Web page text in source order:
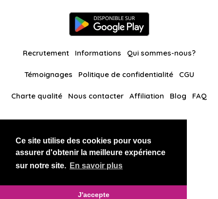
Ce site utilise des cookies pour vous
assurer d'obtenir la meilleure expérience
sur notre site. En savoir plus
J'accepte
Recrutement Informations Qui sommes-nous?
Témoignages Politique de confidentialité CGU
Charte qualité Nous contacter Affiliation Blog FAQ
BlackAndBeauties RussianKisses